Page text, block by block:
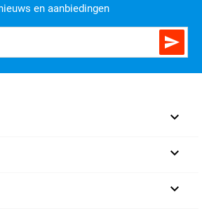
en aanbiedingen



